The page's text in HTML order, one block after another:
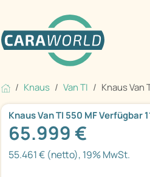
Knaus Van TI Knaus Van
Knaus Van TI 550 MF Verfügbar
65.999 €
55.461 € (netto), 19% MwSt.